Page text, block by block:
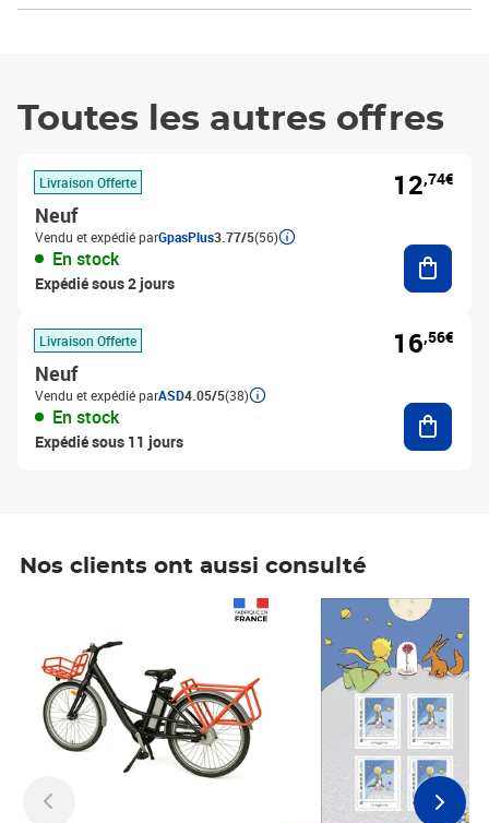
Toutes les autres offres
Livraison Offerte
Neuf
Vendu et expédié parGpasPlus3.77/5(56)
En stock
Expédié sous 2 jours
12,74€
Livraison Offerte
Neuf
Vendu et expédié parASD4.05/5(38)
En stock
Expédié sous 11 jours
16,56€
Nos clients ont aussi consulté
Prix 7,50€